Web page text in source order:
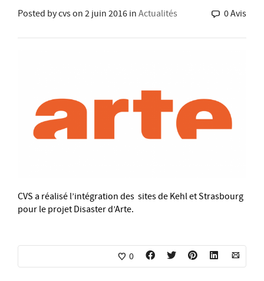
Posted bycvson 2 juin 2016 in Actualités 0 Avis
CVS a réalisé l’intégration des sites de Kehl et Strasbourg
pour le projet Disaster d’Arte.
0